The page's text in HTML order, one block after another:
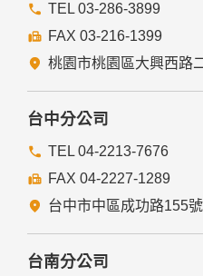
TEL 03-286-3899
FAX 03-216-1399
桃園市桃園區大興西路
台中分公司
TEL 04-2213-7676
FAX 04-2227-1289
台中市中區成功路155號
台南分公司